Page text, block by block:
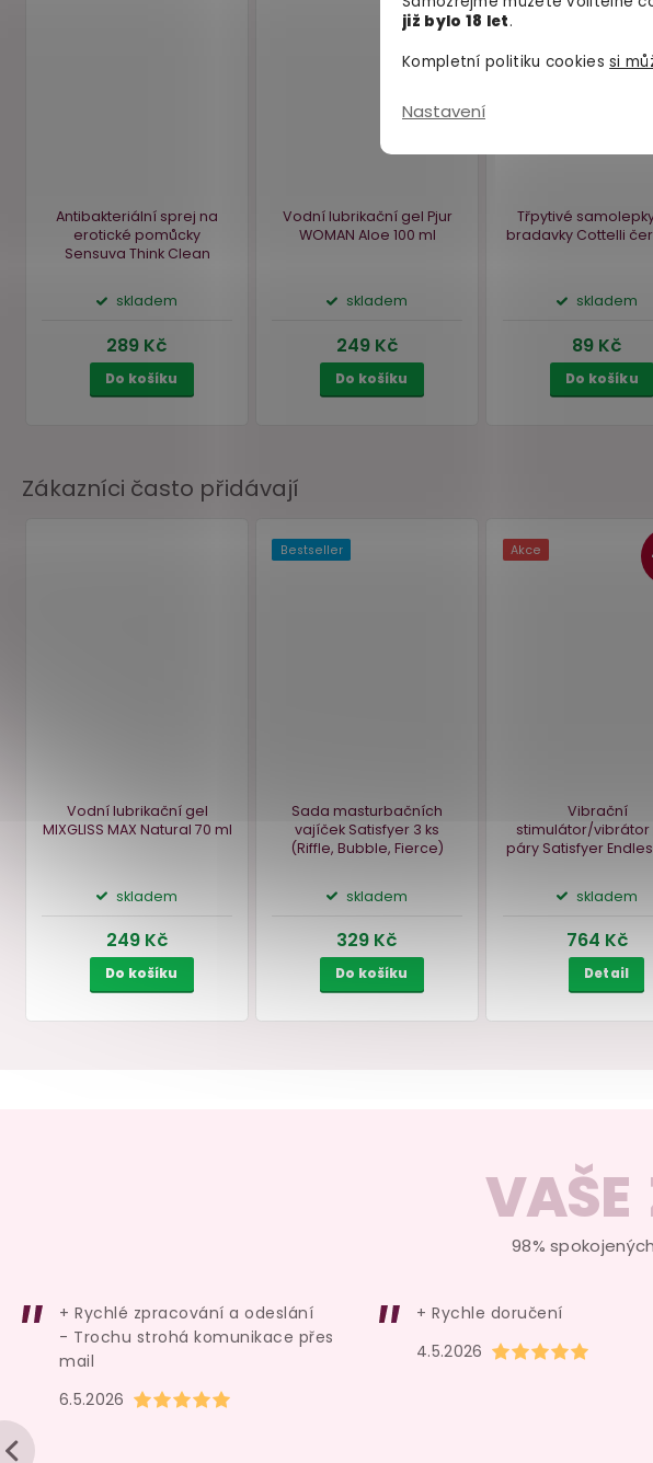
již bylo 18 let.
Kompletní politiku cookiessi
Nastavení
WOMAN Aloe bradavky
Zákazníci často přidávají
249 Kč
Sada masturbačních
329 Kč
Do košíku
páry
VAŠE
98%
Hodnocení obchodu je 5 z 5 hvězdiček.
6.5.2026
+ Rychlé zpracování a odeslání
- Trochu strohá komunikace přes
mail
Hodnocení
4.5.2026
+ Rychle doručení